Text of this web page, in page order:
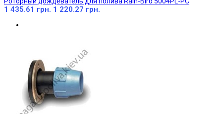
1 435.61 грн. 1 220.27 грн.